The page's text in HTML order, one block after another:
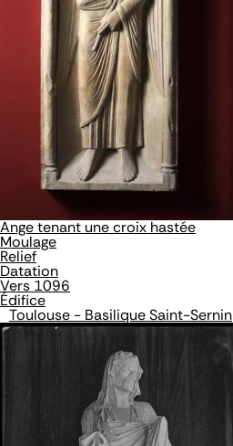
Ange tenant une croix hastée
Moulage
Relief
Datation
Vers 1096
Édifice
Toulouse - Basilique Saint-Sernin